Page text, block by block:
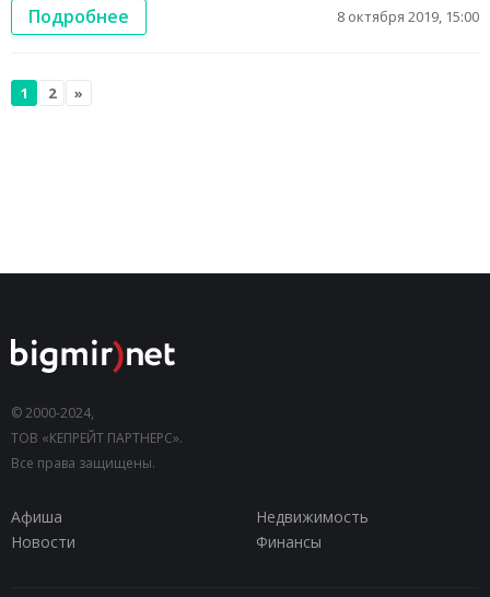
Подробнее 8 октября 2019, 15:00
1 2 »
© 2000-2024,
ТОВ «КЕПРЕЙТ ПАРТНЕРС».
Все права защищены.
Афиша
Недвижимость
Новости
Финансы